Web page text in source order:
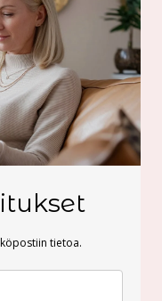
tietoa.